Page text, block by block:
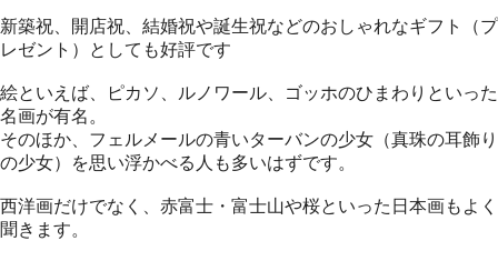
新築祝、開店祝、結婚祝や誕生祝などのおしゃれなギフト（プ
レゼント）としても好評です
絵といえば、ピカソ、ルノワール、ゴッホのひまわりといった
名画が有名。
そのほか、フェルメールの青いターバンの少女（真珠の耳飾り
の少女）を思い浮かべる人も多いはずです。
西洋画だけでなく、赤富士・富士山や桜といった日本画もよく
聞きます。